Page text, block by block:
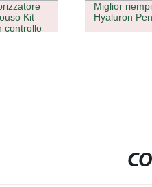
Kit
controllo
Miglior
Hyaluron